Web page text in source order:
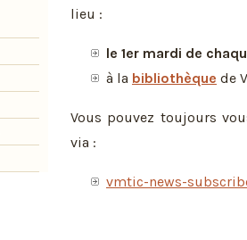
lieu :
le 1er mardi de
à la bibliothèque de
Vous pouvez toujours
via :
vmtic-news-